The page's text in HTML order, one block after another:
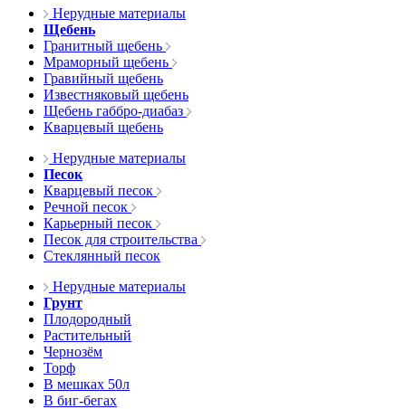
Нерудные материалы
Щебень
Гранитный щебень
Мраморный щебень
Гравийный щебень
Известняковый щебень
Щебень габбро-диабаз
Кварцевый щебень
Нерудные материалы
Песок
Кварцевый песок
Речной песок
Карьерный песок
Песок для строительства
Стеклянный песок
Нерудные материалы
Грунт
Плодородный
Растительный
Чернозём
Торф
В мешках 50л
В биг-бегах